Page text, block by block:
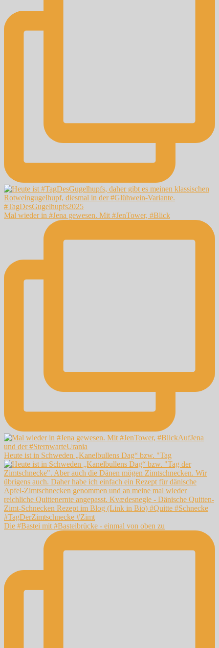
Mal wieder in #Jena gewesen. Mit #JenTower, #Blick
Heute ist in Schweden „Kanelbullens Dag“ bzw. "Tag
Die #Bastei mit #Basteibrücke - einmal von oben zu